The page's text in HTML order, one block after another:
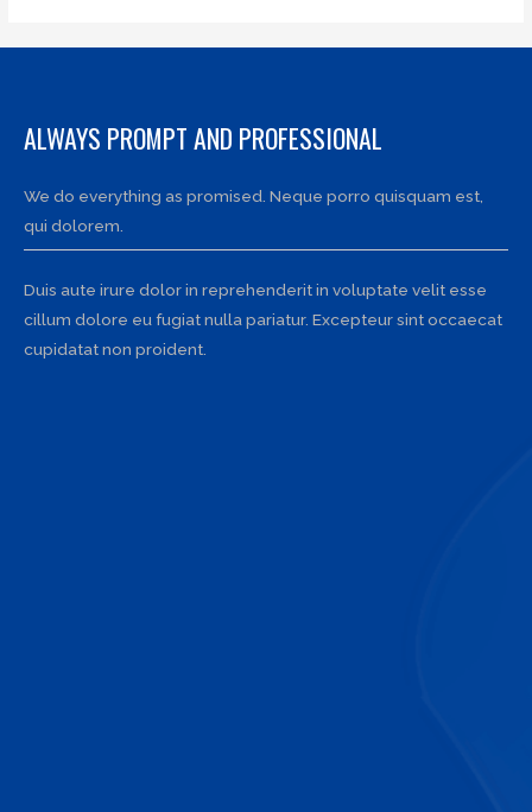
ALWAYS PROMPT AND PROFESSIONAL
We do everything as promised. Neque porro quisquam est,
qui dolorem.
Duis aute irure dolor in reprehenderit in voluptate velit esse
cillum dolore eu fugiat nulla pariatur. Excepteur sint occaecat
cupidatat non proident.